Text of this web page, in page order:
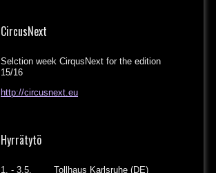
CircusNext
Selction week CirqusNext for the edition
15/16
http://circusnext.eu
Hyrrätytö
1. - 3.5. Tollhaus Karlsruhe (DE)